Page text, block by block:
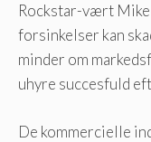
Rockstar-vært
forsinkelser kan
minder om
uhyre succesfuld
De kommercielle